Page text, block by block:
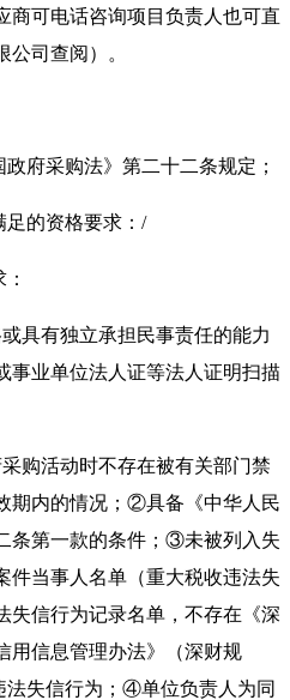
商可电话咨询项目负责人也可直
司查阅）。
府采购法》第二十二条规定；
足的资格要求：/
具有独立承担民事责任的能力
事业单位法人证等法人证明扫描
购活动时不存在被有关部门禁
期内的情况；②具备《中华人民
条第一款的条件；③未被列入失
件当事人名单（重大税收违法失
失信行为记录名单，不存在《深
用信息管理办法》（深财规
法失信行为 ； ④单位负责人为同